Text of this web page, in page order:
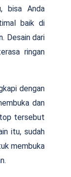
bisa Anda
baik di
Desain dari
ringan
dengan
dan
tersebut
itu, sudah
membuka